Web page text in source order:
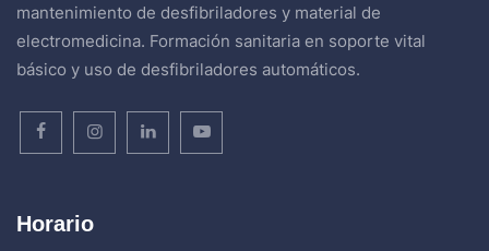
mantenimiento de desfibriladores y material de
electromedicina. Formación sanitaria en soporte vital
básico y uso de desfibriladores automáticos.
Horario